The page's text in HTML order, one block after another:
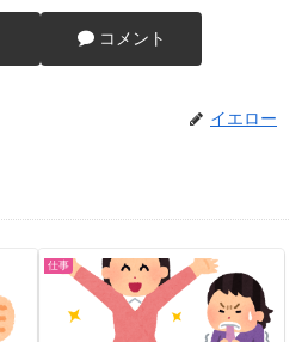
コメント
イエロー
仕事